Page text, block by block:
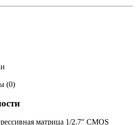
(0)
матрица 1/2.7" CMOS